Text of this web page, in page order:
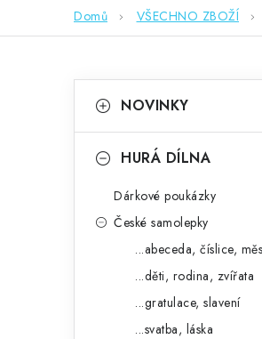
Domů VŠECHNO ZBOŽÍ
okategorie
a
NOVINKY
HURÁ DÍLNA
Dárkové poukázky
České samolepky
...abeceda, číslice,
...děti, rodina, zvířata
...gratulace, slavení
...svatba, láska